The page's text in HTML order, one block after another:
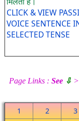
CLICK & VIEW
VOICE SENTENCE
SELECTED TENSE
Page Links : See ⇩
1 2 3